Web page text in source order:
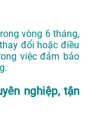
vòng 6 tháng,
đổi hoặc điều
việc đảm bảo
nghiệp, tận